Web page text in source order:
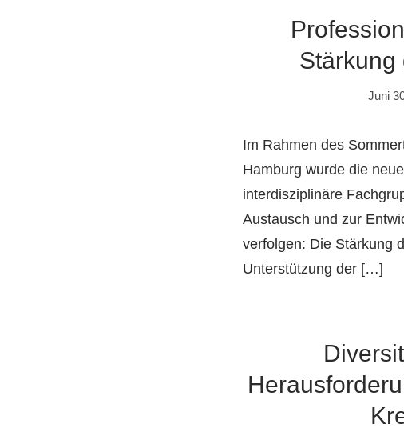
Stärkung
Juni
Im Rahmen des
Hamburg wurde die
interdisziplinäre
Austausch und zur
verfolgen: Die Stärkung
Unterstützung der […]